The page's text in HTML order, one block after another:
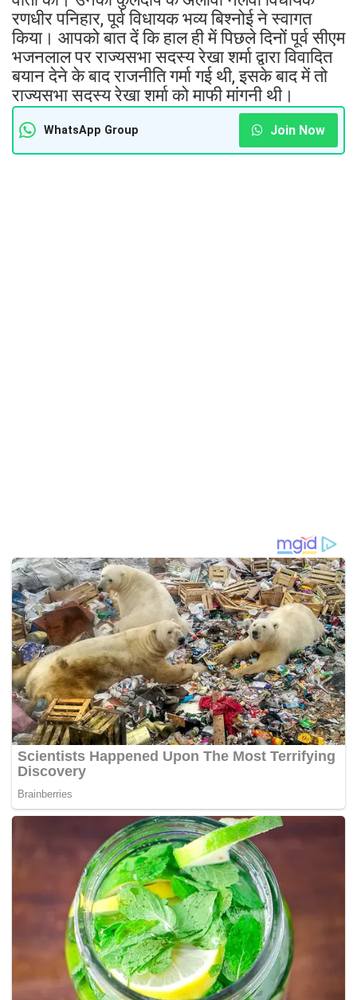
रणधीर पनिहार, पूर्व विधायक भव्य बिश्नोई ने स्वागत
किया। आपको बात दें कि हाल ही में पिछले दिनों पूर्व सीएम
भजनलाल पर राज्यसभा सदस्य रेखा शर्मा द्वारा विवादित
बयान देने के बाद राजनीति गर्मा गई थी, इसके बाद में तो
राज्यसभा सदस्य रेखा शर्मा को माफी मांगनी थी।
WhatsApp Group Join Now